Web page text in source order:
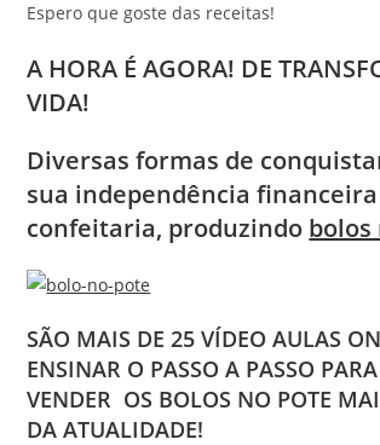
Espero que goste das receitas!
A HORA É AGORA! DE
VIDA!
Diversas formas de
sua independência
confeitaria, produzindo bolos
SÃO MAIS DE 25 VÍDEO AULAS
ENSINAR O PASSO A PASSO
VENDER OS BOLOS NO POTE
DA ATUALIDADE!